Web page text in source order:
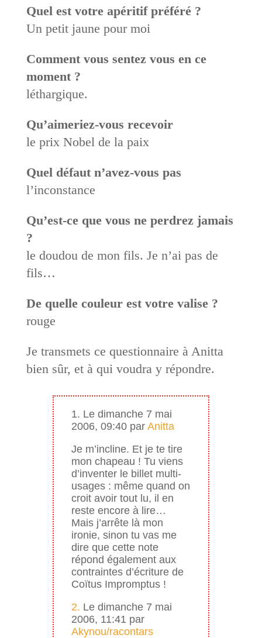
Quel est votre apéritif préféré ?
Un petit jaune pour moi
Comment vous sentez vous en ce
moment ?
léthargique.
Qu’aimeriez-vous recevoir
le prix Nobel de la paix
Quel défaut n’avez-vous pas
l’inconstance
Qu’est-ce que vous ne perdrez jamais
?
le doudou de mon fils. Je n’ai pas de
fils…
De quelle couleur est votre valise ?
rouge
Je transmets ce questionnaire à Anitta
bien sûr, et à qui voudra y répondre.
1. Le dimanche 7 mai
2006, 09:40 par Anitta
Je m’incline. Et je te tire
mon chapeau ! Tu viens
d’inventer le billet multi-
usages : même quand on
croit avoir tout lu, il en
reste encore à lire…
Mais j’arrête là mon
ironie, sinon tu vas me
dire que cette note
répond également aux
contraintes d’écriture de
Coïtus Impromptus !
2. Le dimanche 7 mai
2006, 11:41 par
Akynou/racontars